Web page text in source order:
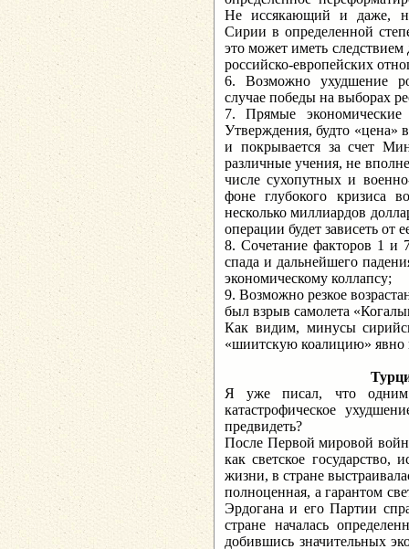
Не иссякающий и даже,
Сирии в определенной
это может иметь
российско-европейских
6. Возможно ухудшение
случае победы на выборах
7. Прямые
Утверждения, будто «цена»
и покрывается за счет
различные учения, не
числе сухопутных и
фоне глубокого кризиса
несколько миллиардов
операции будет зависеть от
8. Сочетание факторов 1 и
спада и дальнейшего
экономическому коллапсу;
9. Возможно резкое
был взрыв самолета
Как видим, минусы
«шиитскую коалицию»
Я уже писал, что одним
катастрофическое
предвидеть?
После Первой мировой
как светское
жизни, в стране
полноценная, а гарантом
Эрдогана и его Партии
стране началась
добившись значительных